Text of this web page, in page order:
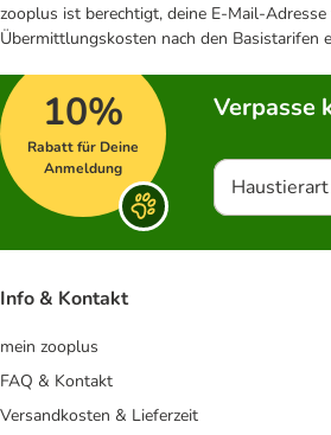
zooplus ist berechtigt, deine E-Mail-
Übermittlungskosten nach den Basistarifen
10%
Rabatt für Deine
Anmeldung
Verpasse
Info & Kontakt
mein zooplus
FAQ & Kontakt
Versandkosten & Lieferzeit